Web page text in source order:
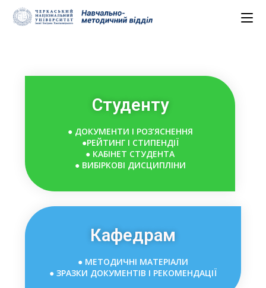
Студенту
●ДОКУМЕНТИ І РОЗ’ЯСНЕННЯ
●РЕЙТИНГ І СТИПЕНДІЇ
● КАБІНЕТ СТУДЕНТА
● ВИБІРКОВІ ДИСЦИПЛІНИ
Кафедрам
● МЕТОДИЧНІ МАТЕРІАЛИ
● ЗРАЗКИ ДОКУМЕНТІВ І РЕКОМЕНДАЦІЇ